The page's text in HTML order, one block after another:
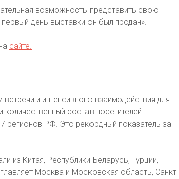
возможность представить свою
день выставки он был продан».
сайте.
и интенсивного взаимодействия для
состав посетителей
регионов РФ. Это рекордный показатель за
из Китая, Республики Беларусь, Турции,
Москва и Московская область, Санкт-